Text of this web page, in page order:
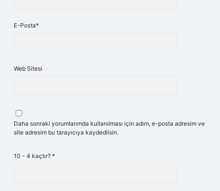
E-Posta*
Web Sitesi
Daha sonraki yorumlarımda kullanılması için adım, e-posta adresim ve
site adresim bu tarayıcıya kaydedilsin.
10 - 4 kaçtır? *